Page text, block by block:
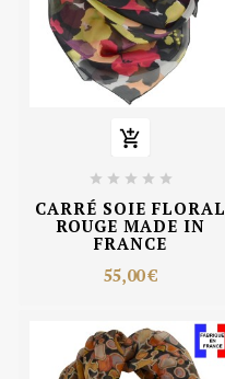

    
CARRÉ SOIE FLORAL
ROUGE MADE IN
FRANCE
55,00 €